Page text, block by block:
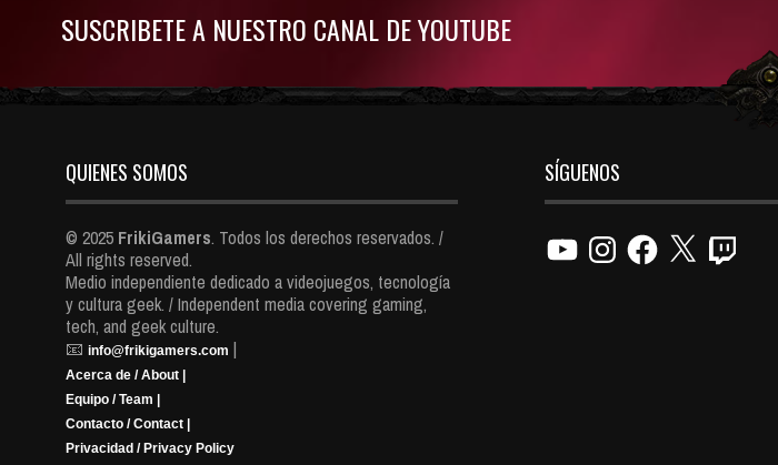
SUSCRIBETE A NUESTRO CANAL DE YOUTUBE
QUIENES SOMOS
© 2025 FrikiGamers. Todos los derechos reservados. /
All rights reserved.
Medio independiente dedicado a videojuegos, tecnología
y cultura geek. / Independent media covering gaming,
tech, and geek culture.
📧 info@frikigamers.com |
Acerca de / About |
Equipo / Team |
Contacto / Contact |
Privacidad / Privacy Policy
SÍGUENOS
YouTubeInstagramFacebook
X Twitch